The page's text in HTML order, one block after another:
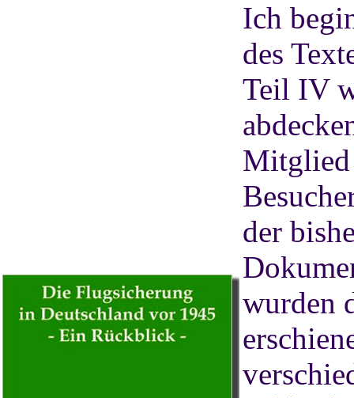
Ich
des
Teil IV
Mitglied
der
wurden